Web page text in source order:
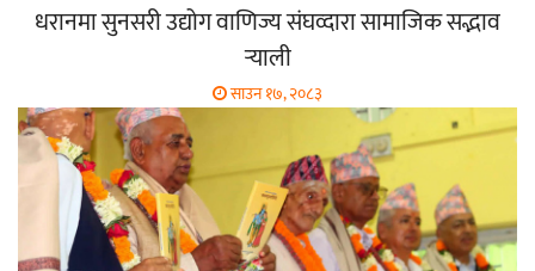
धरानमा सुनसरी उद्योग वाणिज्य संघव्दारा सामाजिक सद्भाव
र्‍याली
साउन १७, २०८३